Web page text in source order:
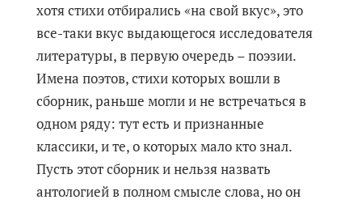
хотя стихи отбирались «на свой вкус», это
все-таки вкус выдающегося исследователя
литературы, в первую очередь – поэзии.
Имена поэтов, стихи которых вошли в
сборник, раньше могли и не встречаться в
одном ряду: тут есть и признанные
классики, и те, о которых мало кто знал.
Пусть этот сборник и нельзя назвать
антологией в полном смысле слова, но он